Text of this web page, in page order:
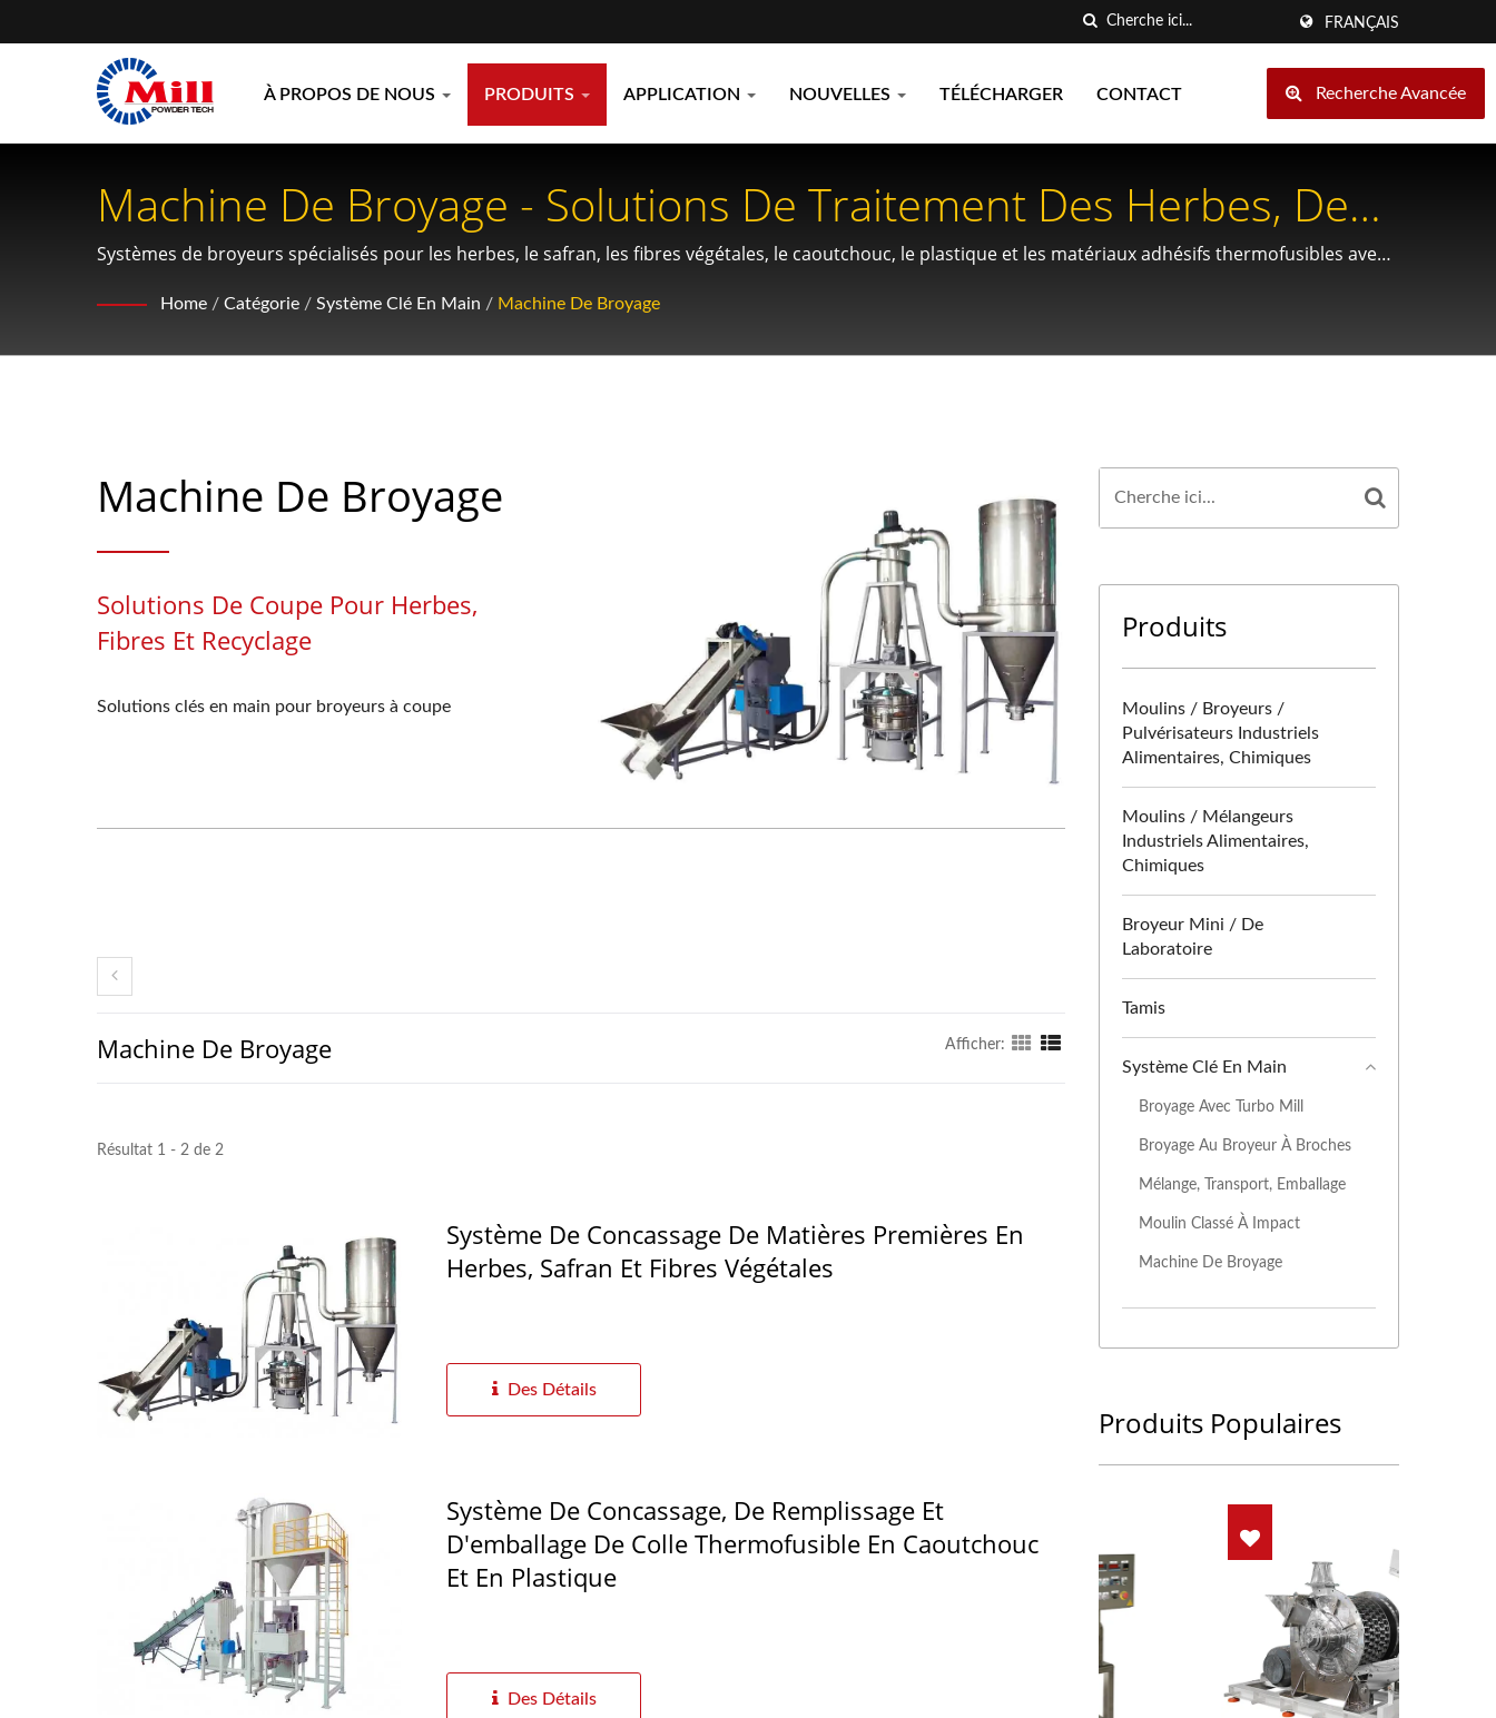
FRANÇAIS
À PROPOS DE NOUS PRODUITS APPLICATION NOUVELLES TÉLÉCHARGER CONTACT Recherche Avancée
Machine De Broyage - Solutions De Traitement Des Herbes, Des
Matériaux Fibreux Et Recyclés.
Systèmes de broyeurs spécialisés pour les herbes, le safran, les fibres végétales, le caoutchouc, le plastique et les matériaux adhésifs thermofusibles avec
Home / Catégorie / Système Clé En Main / Machine De Broyage
Machine De Broyage
Solutions De Coupe Pour Herbes,
Fibres Et Recyclage
Solutions clés en main pour broyeurs à coupe
Machine De Broyage Afficher:
Résultat 1 - 2 de 2
Système De Concassage De Matières Premières En
Herbes, Safran Et Fibres Végétales
Des Détails
Système De Concassage, De Remplissage Et
D'emballage De Colle Thermofusible En Caoutchouc
Et En Plastique
Des Détails
Produits
Moulins / Broyeurs /
Pulvérisateurs Industriels
Alimentaires, Chimiques
Moulins / Mélangeurs
Industriels Alimentaires,
Chimiques
Broyeur Mini / De
Laboratoire
Tamis
Système Clé En Main
Broyage Avec Turbo Mill
Broyage Au Broyeur À Broches
Mélange, Transport, Emballage
Moulin Classé À Impact
Machine De Broyage
Produits Populaires